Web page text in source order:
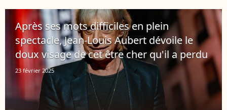
Après ses mots difficiles en plein
spectacle, Jean-Louis Aubert dévoile le
doux visage de cet être cher qu'il a perdu
23 février 2025